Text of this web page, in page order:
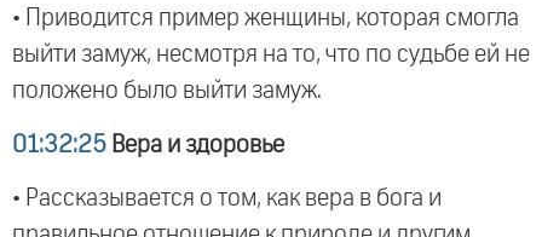
• Приводится пример женщины, которая смогла
выйти замуж, несмотря на то, что по судьбе ей не
положено было выйти замуж.
01:32:25 Вера и здоровье
• Рассказывается о том, как вера в бога и